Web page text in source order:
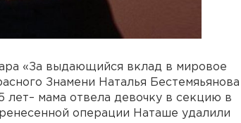
«За выдающийся вклад в мировое
Знамени Наталья Бестемяьянова
лет– мама отвела девочку в секцию в
операции Наташе удалили